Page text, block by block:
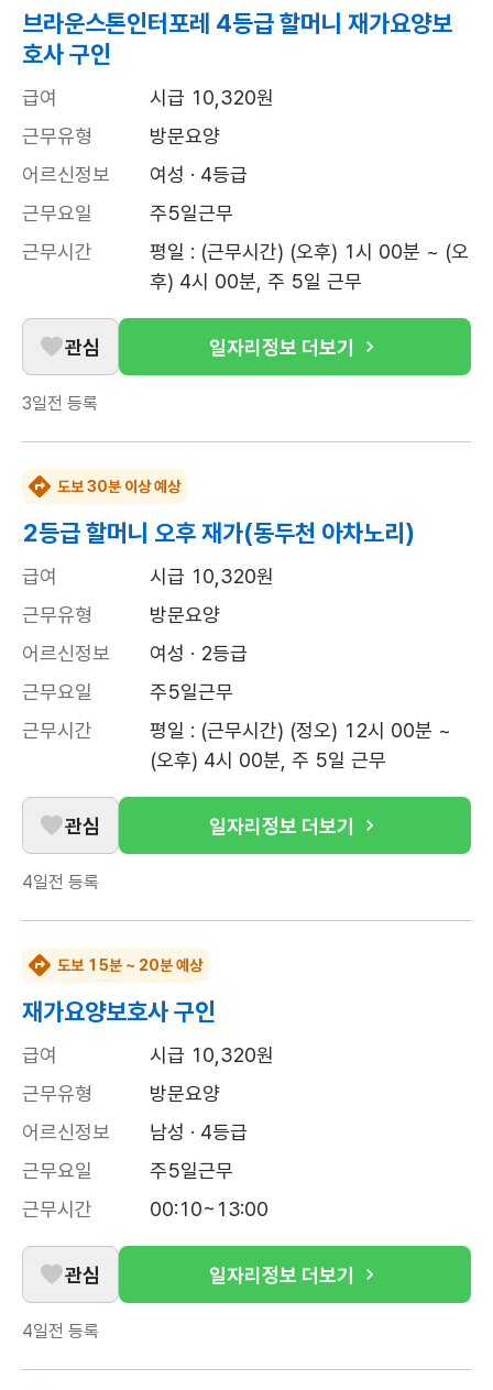
브라운스톤인터포레 4등급 할머니 재가요양보
호사 구인
급여
시급 10,320원
근무유형
방문요양
어르신정보
여성 · 4등급
근무요일
주5일근무
근무시간
평일 : (근무시간) (오후) 1시 00분 ~ (오
후) 4시 00분, 주 5일 근무
관심 일자리정보 더보기
3일전 등록
도보 30분 이상 예상
2등급 할머니 오후 재가(동두천 아차노리)
급여
시급 10,320원
근무유형
방문요양
어르신정보
여성 · 2등급
근무요일
주5일근무
근무시간
평일 : (근무시간) (정오) 12시 00분 ~
(오후) 4시 00분, 주 5일 근무
관심 일자리정보 더보기
4일전 등록
도보 15분 ~ 20분 예상
재가요양보호사 구인
급여
시급 10,320원
근무유형
방문요양
어르신정보
남성 · 4등급
근무요일
주5일근무
근무시간
00:10~13:00
관심 일자리정보 더보기
4일전 등록